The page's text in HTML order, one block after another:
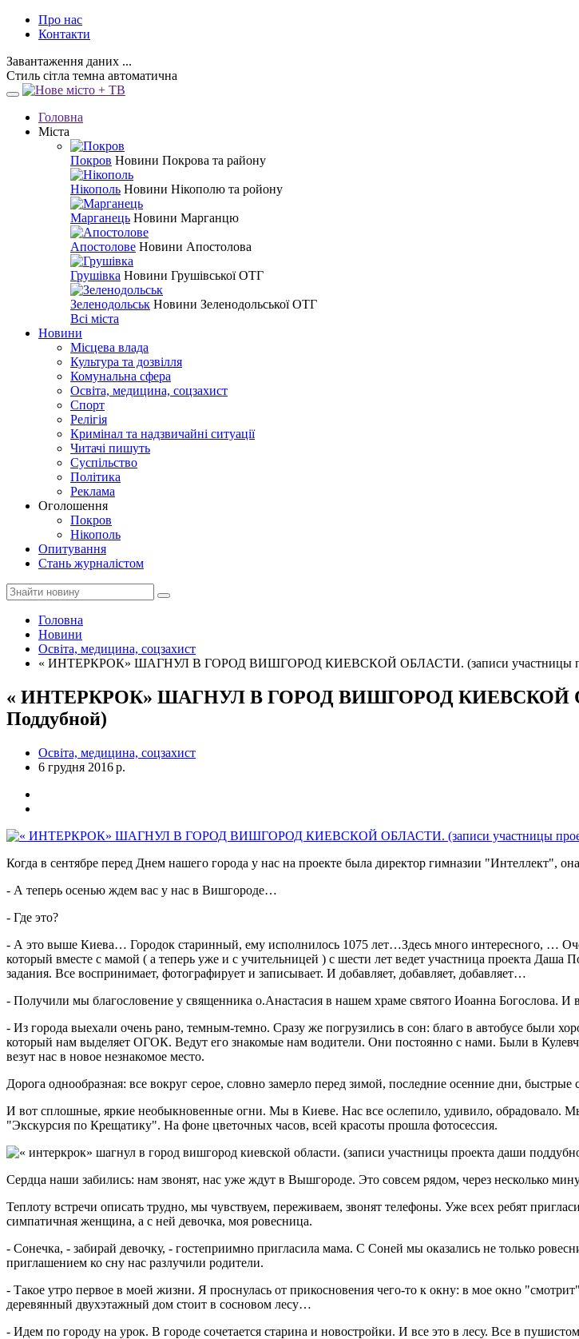
Про нас
Контакти
Завантаження даних ...
Стиль сітла темна автоматична
Головна
Міста
Покров Новини Покрова та району
Нікополь Новини Нікополю та ройону
Марганець Новини Марганцю
Апостолове Новини Апостолова
Грушівка Новини Грушівської ОТГ
Зеленодольськ Новини Зеленодольської ОТГ
Всі міста
Новини
Місцева влада
Культура та дозвілля
Комунальна сфера
Освіта, медицина, соцзахист
Спорт
Релігія
Кримінал та надзвичайні ситуації
Читачі пишуть
Суспільство
Політика
Реклама
Оголошення
Покров
Нікополь
Опитування
Стань журналістом
Головна
Новини
Освіта, медицина, соцзахист
« ИНТЕРКРОК» ШАГНУЛ В ГОРОД ВИШГОРОД КИЕВСКОЙ ОБЛАСТИ. (записи участницы
« ИНТЕРКРОК» ШАГНУЛ В ГОРОД ВИШГОРОД КИЕВСКОЙ
Поддубной)
Освіта, медицина, соцзахист
6 грудня 2016 р.
Когда в сентябре перед Днем нашего города у нас на проекте была директор гимназии "Интеллект",
- А теперь осенью ждем вас у нас в Вишгороде…
- Где это?
- А это выше Киева… Городок старинный, ему исполнилось 1075 лет…Здесь много интересного, …
который вместе с мамой ( а теперь уже и с учительницей ) с шести лет ведет участница проекта
задания. Все воспринимает, фотографирует и записывает. И добавляет, добавляет, добавляет…
- Получили мы благословение у священника о.Анастасия в нашем храме святого Иоанна Богослова. И
- Из города выехали очень рано, темным-темно. Сразу же погрузились в сон: благо в автобусе были
который нам выделяет ОГОК. Ведут его знакомые нам водители. Они постоянно с нами. Были в
везут нас в новое незнакомое место.
Дорога однообразная: все вокруг серое, словно замерло перед зимой, последние осенние дни,
И вот сплошные, яркие необыкновенные огни. Мы в Киеве. Нас все ослепило, удивило,
"Экскурсия по Крещатику". На фоне цветочных часов, всей красоты прошла фотосессия.
Сердца наши забились: нам звонят, нас уже ждут в Вышгороде. Это совсем рядом, через несколько
Теплоту встречи описать трудно, мы чувствуем, переживаем, звонят телефоны. Уже всех ребят
симпатичная женщина, а с ней девочка, моя ровесница.
- Сонечка, - забирай девочку, - гостеприимно пригласила мама. С Соней мы оказались не только
приглашением ко сну нас разлучили родители.
- Такое утро первое в моей жизни. Я проснулась от прикосновения чего-то к окну: в мое окно
деревянный двухэтажный дом стоит в сосновом лесу…
- Идем по городу на урок. В городе сочетается старина и новостройки. И все это в лесу. Все в